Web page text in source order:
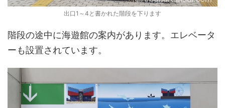
出口1～4と書かれた階段を下ります
階段の途中に海遊館の案内があります。エレベータ
ーも設置されています。